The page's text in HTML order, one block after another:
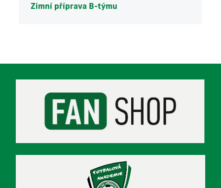
Zimní příprava B-týmu